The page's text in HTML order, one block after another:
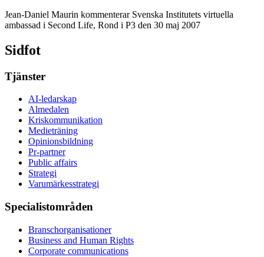
Jean-Daniel Maurin kommenterar Svenska Institutets virtuella
ambassad i Second Life, Rond i P3 den 30 maj 2007
Sidfot
Tjänster
AI-ledarskap
Almedalen
Kris­kommunikation
Medieträning
Opinionsbildning
Pr-partner
Public affairs
Strategi
Varumärkesstrategi
Specialistområden
Branschorganisationer
Business and Human Rights
Corporate communications